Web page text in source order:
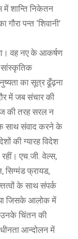
में शान्ति निकेतन
पन्त ‘शिवानी’
वह नए के आकर्षण
का सूत्र ढूँढ़ना
में जब संचार की
की तरह सरल न
के साथ संवाद करने के
की ग्यारह विदेश
रहीं। एच.जी. वेल्स,
सिग्मंड फ्रायड,
के साथ संपर्क
जिसके आलोक में
उनके चिंतन की
आन्दोलन में